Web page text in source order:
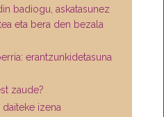
badiogu, askatasunez
eta bera den bezala
erantzunkidetasuna
zaude?
daiteke izena